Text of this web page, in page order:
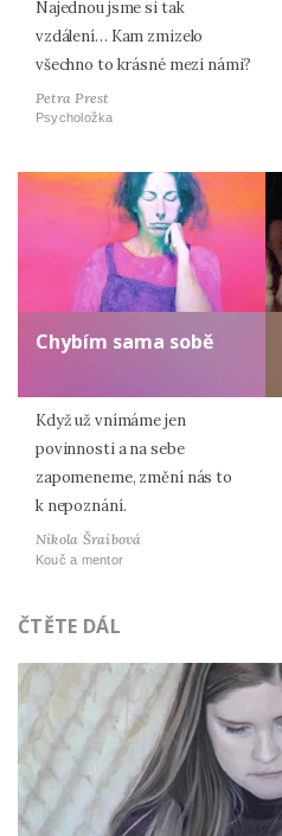
Najednou jsme si tak
vzdálení… Kam zmizelo
všechno to krásné mezi námi?
Petra Prest
Psycholožka
Chybím sama sobě
Když už vnímáme jen
povinnosti a na sebe
zapomeneme, změní nás to
k nepoznání.
Nikola Šraibová
Kouč a mentor
ČTĚTE DÁL